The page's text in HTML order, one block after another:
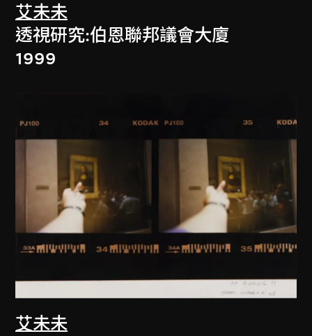
艾未未
透視研究:伯恩聯邦議會大廈
1999
艾未未